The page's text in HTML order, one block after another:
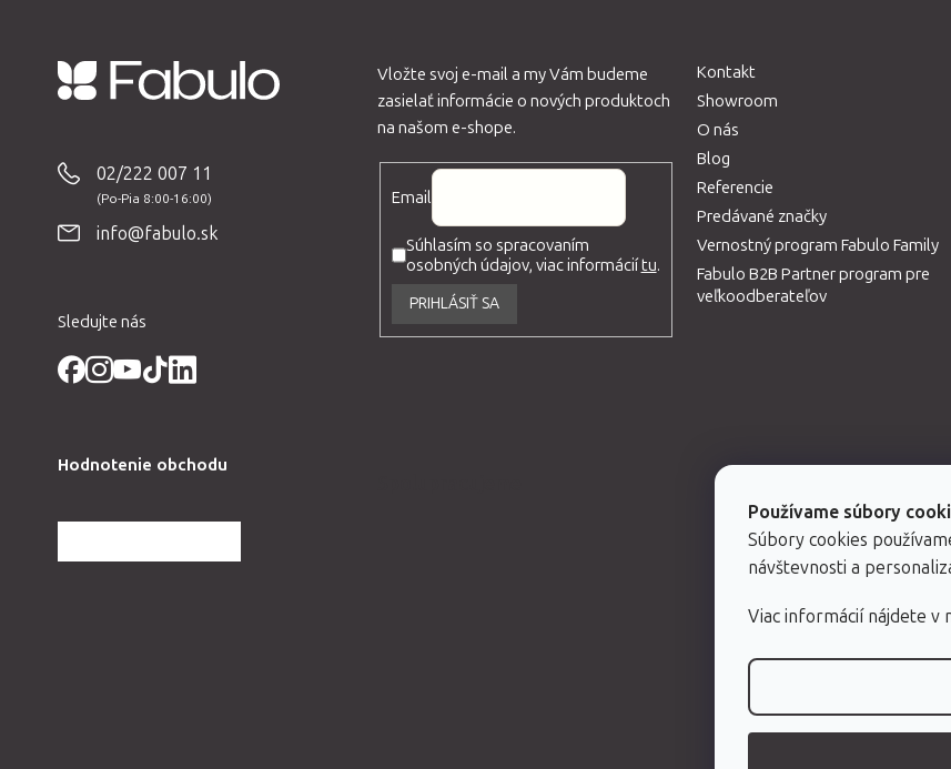
Používame súbory
Súbory cookies
návštevnosti a
Viac informácií nájdete v
02/222 007 11
info@fabulo.sk
Sledujte nás
Vložte svoj e-mail a my Vám budeme
zasielať informácie o nových produktoch
na našom e-shope.
Email
Súhlasím so spracovaním
osobných údajov, viac informáciítu.
PRIHLÁSIŤ SA
Kontakt
Showroom
O nás
Blog
Referencie
Predávané značky
Vernostný program Fabulo Family
Fabulo B2B Partner program pre
veľkoodberateľov
Hodnotenie obchodu